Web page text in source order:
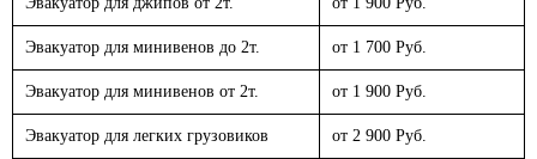
Эвакуатор для минивенов до 2т. от 1 700 Руб.
Эвакуатор для минивенов от 2т. от 1 900 Руб.
Эвакуатор для легких грузовиков от 2 900 Руб.